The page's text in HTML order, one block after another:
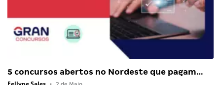
5 concursos abertos no Nordeste que pagam…
• 2 de Maio